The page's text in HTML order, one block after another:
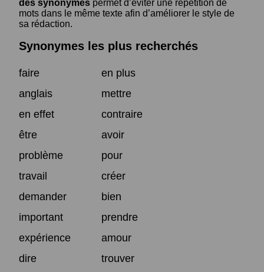
des synonymes permet d’éviter une répétition de
mots dans le même texte afin d’améliorer le style de
sa rédaction.
Synonymes les plus recherchés
faire
en plus
anglais
mettre
en effet
contraire
être
avoir
problème
pour
travail
créer
demander
bien
important
prendre
expérience
amour
dire
trouver